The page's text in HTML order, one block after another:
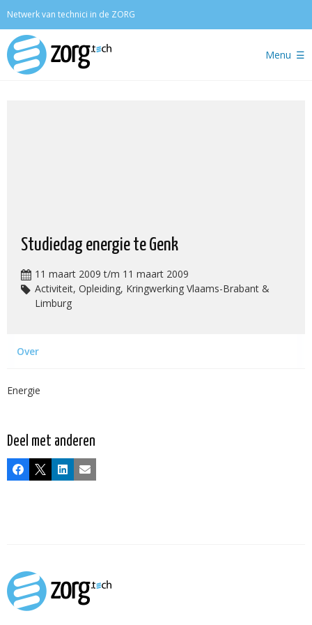
Netwerk van technici in de ZORG
Menu
Studiedag energie te Genk
11 maart 2009 t/m 11 maart 2009
Activiteit, Opleiding, Kringwerking Vlaams-Brabant &
Limburg
Over
Energie
Deel met anderen
Facebook
X LinkedInE-mail